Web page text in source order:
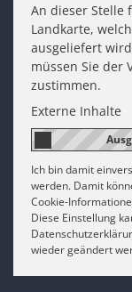
An dieser Stelle
Landkarte,
ausgeliefert
müssen Sie der
zustimmen.
Externe Inhalte
Ich bin damit
werden. Damit
Cookie-
Diese Einstellung
wieder geändert